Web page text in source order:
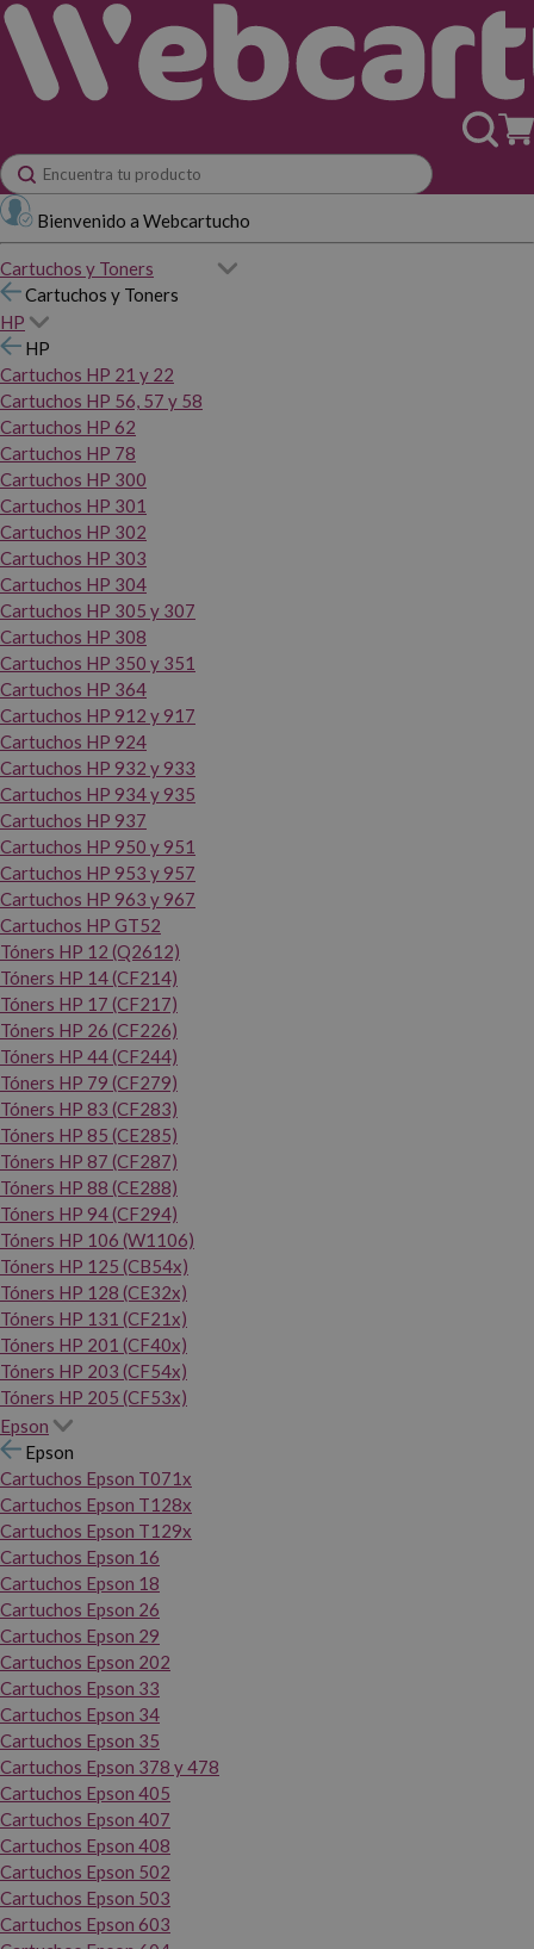
Bienvenido a Webcartucho
Cartuchos y Toners
Cartuchos y Toners
HP
HP
Cartuchos HP 21 y 22
Cartuchos HP 56, 57 y 58
Cartuchos HP 62
Cartuchos HP 78
Cartuchos HP 300
Cartuchos HP 301
Cartuchos HP 302
Cartuchos HP 303
Cartuchos HP 304
Cartuchos HP 305 y 307
Cartuchos HP 308
Cartuchos HP 350 y 351
Cartuchos HP 364
Cartuchos HP 912 y 917
Cartuchos HP 924
Cartuchos HP 932 y 933
Cartuchos HP 934 y 935
Cartuchos HP 937
Cartuchos HP 950 y 951
Cartuchos HP 953 y 957
Cartuchos HP 963 y 967
Cartuchos HP GT52
Tóners HP 12 (Q2612)
Tóners HP 14 (CF214)
Tóners HP 17 (CF217)
Tóners HP 26 (CF226)
Tóners HP 44 (CF244)
Tóners HP 79 (CF279)
Tóners HP 83 (CF283)
Tóners HP 85 (CE285)
Tóners HP 87 (CF287)
Tóners HP 88 (CE288)
Tóners HP 94 (CF294)
Tóners HP 106 (W1106)
Tóners HP 125 (CB54x)
Tóners HP 128 (CE32x)
Tóners HP 131 (CF21x)
Tóners HP 201 (CF40x)
Tóners HP 203 (CF54x)
Tóners HP 205 (CF53x)
Epson
Epson
Cartuchos Epson T071x
Cartuchos Epson T128x
Cartuchos Epson T129x
Cartuchos Epson 16
Cartuchos Epson 18
Cartuchos Epson 26
Cartuchos Epson 29
Cartuchos Epson 202
Cartuchos Epson 33
Cartuchos Epson 34
Cartuchos Epson 35
Cartuchos Epson 378 y 478
Cartuchos Epson 405
Cartuchos Epson 407
Cartuchos Epson 408
Cartuchos Epson 502
Cartuchos Epson 503
Cartuchos Epson 603